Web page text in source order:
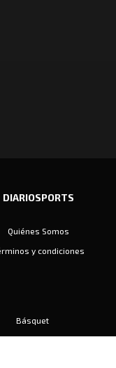
DIARIOSPORTS
Quiénes Somos
y condiciones
Básquet